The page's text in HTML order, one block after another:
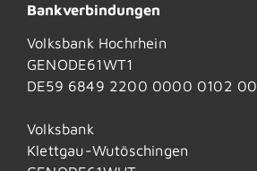
Bankverbindungen
Volksbank Hochrhein
GENODE61WT1
DE59 6849 2200 0000 0102 00
Volksbank
Klettgau-Wutöschingen